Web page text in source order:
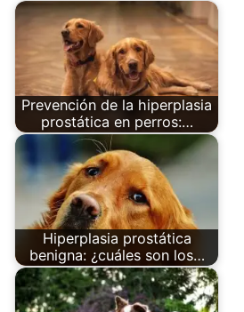
Prevención de la hiperplasia
prostática en perros:…
Hiperplasia prostática
benigna: ¿cuáles son los…